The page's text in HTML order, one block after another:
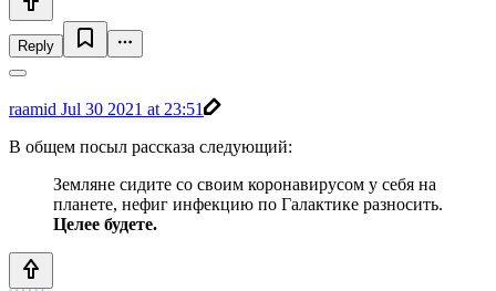
Reply
raamid Jul 30 2021 at 23:51
В общем посыл рассказа следующий:
Земляне сидите со своим коронавирусом у себя на
планете, нефиг инфекцию по Галактике разносить.
Целее будете.